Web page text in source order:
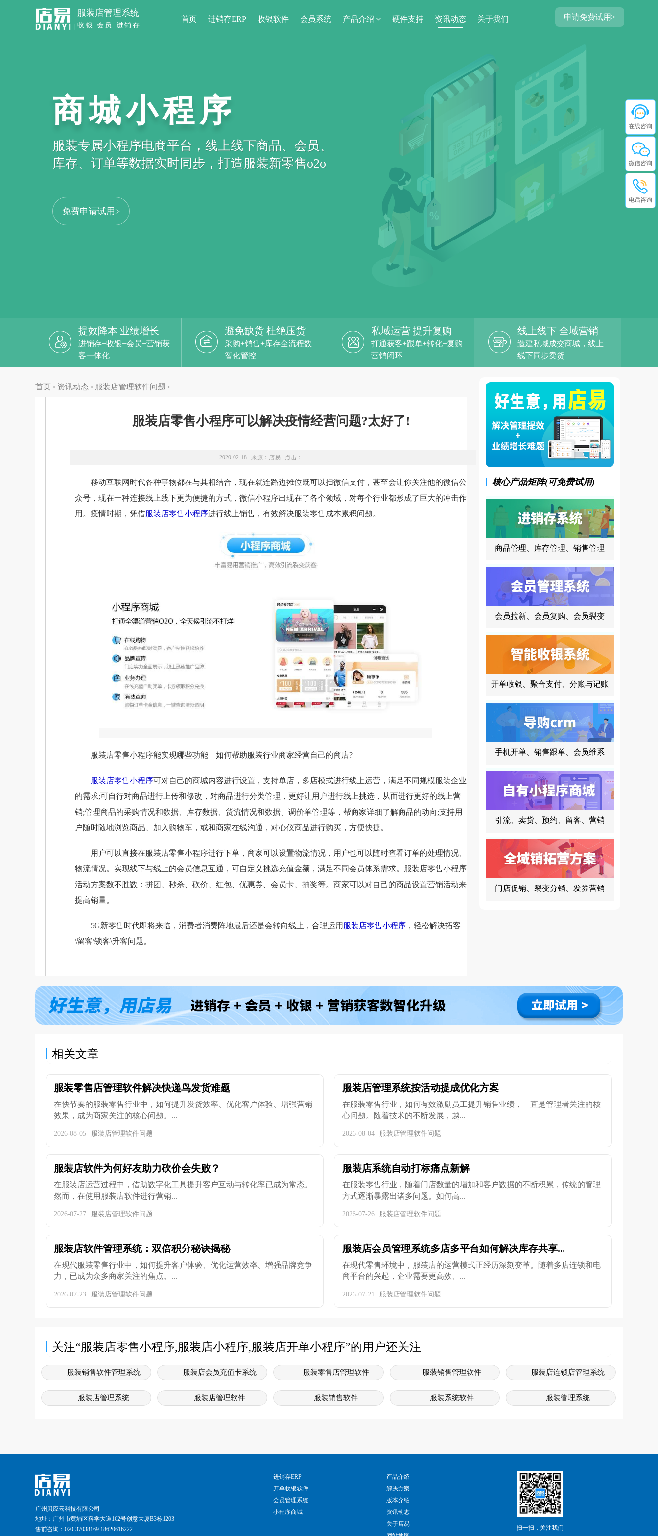
申请免费试用>
服装店管理系统
收银.会员.进销存
首页 进销存ERP 收银软件 会员系统 产品介绍 硬件支持 资讯动态 关于我们
商城小程序
服装专属小程序电商平台，线上线下商品、会员、
库存、订单等数据实时同步，打造服装新零售o2o
免费申请试用>
提效降本 业绩增长
进销存+收银+会员+营销获
客一体化
避免缺货 杜绝压货
采购+销售+库存全流程数
智化管控
私域运营 提升复购
打通获客+跟单+转化+复购
营销闭环
线上线下 全域营销
造建私域成交商城，线上
线下同步卖货
首页 > 资讯动态 > 服装店管理软件问题 >
服装店零售小程序可以解决疫情经营问题?太好了!
2020-02-18 来源： 店易 点击：
移动互联网时代各种事物都在与其相结合，现在就连路边摊位既可以扫微信支付，甚至会让你关注他的微信公
众号，现在一种连接线上线下更为便捷的方式，微信小程序出现在了各个领域，对每个行业都形成了巨大的冲击作
用。疫情时期，凭借服装店零售小程序进行线上销售，有效解决服装零售成本累积问题。
服装店零售小程序能实现哪些功能，如何帮助服装行业商家经营自己的商店?
服装店零售小程序可对自己的商城内容进行设置，支持单店，多店模式进行线上运营，满足不同规模服装企业
的需求;可自行对商品进行上传和修改，对商品进行分类管理，更好让用户进行线上挑选，从而进行更好的线上营
销;管理商品的采购情况和数据、库存数据、货流情况和数据、调价单管理等，帮商家详细了解商品的动向;支持用
户随时随地浏览商品、加入购物车，或和商家在线沟通，对心仪商品进行购买，方便快捷。
用户可以直接在服装店零售小程序进行下单，商家可以设置物流情况，用户也可以随时查看订单的处理情况、
物流情况。实现线下与线上的会员信息互通，可自定义挑选充值金额，满足不同会员体系需求。服装店零售小程序
活动方案数不胜数：拼团、秒杀、砍价、红包、优惠券、会员卡、抽奖等。商家可以对自己的商品设置营销活动来
提高销量。
5G新零售时代即将来临，消费者消费阵地最后还是会转向线上，合理运用 服装店零售小程序 ，轻松解决拓客
\留客\锁客\升客问题。
核心产品矩阵(可免费试用)
商品管理、库存管理、销售管理
会员拉新、会员复购、会员裂变
开单收银、聚合支付、分账与记账
手机开单、销售跟单、会员维系
引流、卖货、预约、留客、营销
门店促销、裂变分销、发券营销
相关文章
服装零售店管理软件解决快递鸟发货难题
在快节奏的服装零售行业中，如何提升发货效率、优化客户体验、增强营销
效果，成为商家关注的核心问题。...
2026-08-05 服装店管理软件问题
服装店管理系统按活动提成优化方案
在服装零售行业，如何有效激励员工提升销售业绩，一直是管理者关注的核
心问题。随着技术的不断发展，越...
2026-08-04 服装店管理软件问题
服装店软件为何好友助力砍价会失败？
在服装店运营过程中，借助数字化工具提升客户互动与转化率已成为常态。
然而，在使用服装店软件进行营销...
2026-07-27 服装店管理软件问题
服装店系统自动打标痛点新解
在服装零售行业，随着门店数量的增加和客户数据的不断积累，传统的管理
方式逐渐暴露出诸多问题。如何高...
2026-07-26 服装店管理软件问题
服装店软件管理系统：双倍积分秘诀揭秘
在现代服装零售行业中，如何提升客户体验、优化运营效率、增强品牌竞争
力，已成为众多商家关注的焦点。...
2026-07-23 服装店管理软件问题
服装店会员管理系统多店多平台如何解决库存共享...
在现代零售环境中，服装店的运营模式正经历深刻变革。随着多店连锁和电
商平台的兴起，企业需要更高效、...
2026-07-21 服装店管理软件问题
关注“服装店零售小程序,服装店小程序,服装店开单小程序”的用户还关注
服装销售软件管理系统 服装店会员充值卡系统 服装零售店管理软件 服装销售管理软件 服装店连锁店管理系统
服装店管理系统 服装店管理软件 服装销售软件 服装系统软件 服装管理系统
服装店会员卡系统
广州贝应云科技有限公司
地址：广州市黄埔区科学大道162号创意大厦B3栋1203
售前咨询：020-37038169 18620616222
进销存ERP
开单收银软件
会员管理系统
小程序商城
产品介绍
解决方案
版本介绍
资讯动态
关于店易
扫一扫，关注我们
在线咨询
微信咨询
电话咨询